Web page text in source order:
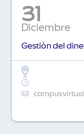
31
Diciembre
Gestión del